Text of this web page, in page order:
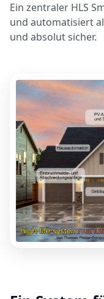
Ein zentraler HLS
und automatisiert
und absolut sicher.